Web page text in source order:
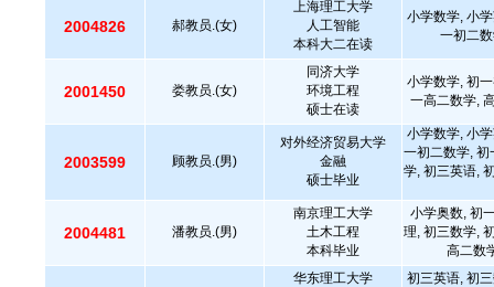
2004826 郝教员.(女)
上海理工大学
人工智能
本科大二在读
小学数学, 小
一初二
2001450 娄教员.(女)
同济大学
环境工程
硕士在读
小学数学, 初
一高二数学,
2003599 顾教员.(男)
对外经济贸易大学
金融
硕士毕业
小学数学, 小
一初二数学, 初
学, 初三英语,
2004481 潘教员.(男)
南京理工大学
土木工程
本科毕业
小学奥数, 初
理, 初三数学,
高二数
华东理工大学
初三英语, 初